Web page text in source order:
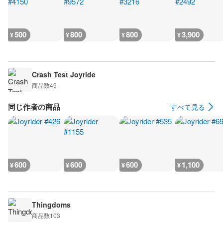
¥500 ¥800 ¥800 ¥3,900
Crash Test Joyride
商品数49
同じ作者の商品 すべて見る
¥600 ¥600 ¥600 ¥1,100
Thingdoms
商品数103